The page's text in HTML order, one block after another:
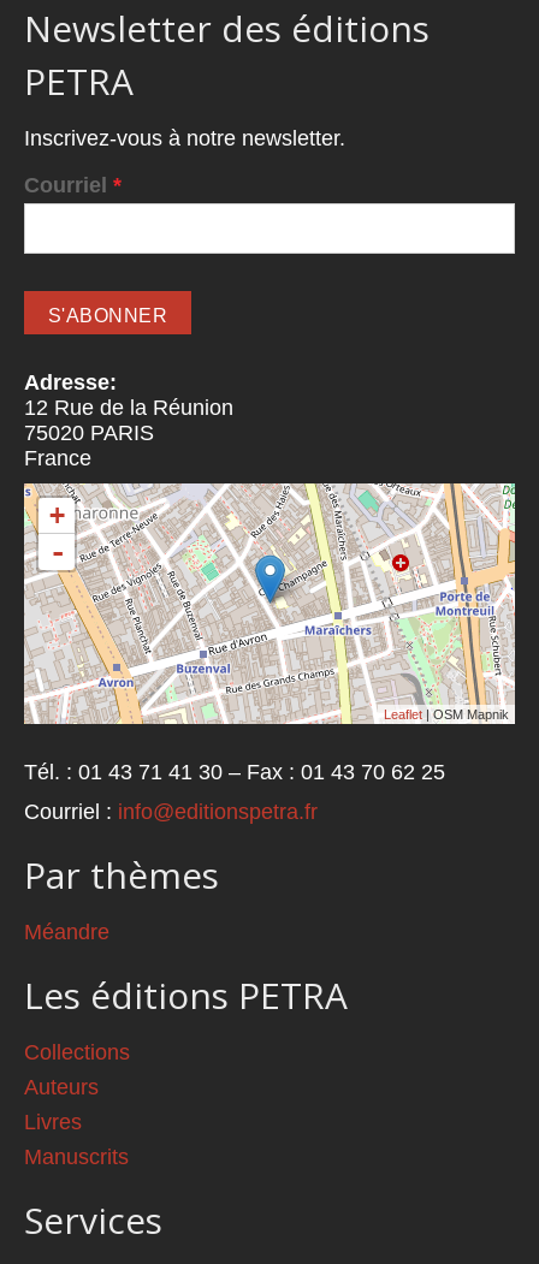
Newsletter des éditions
PETRA
Inscrivez-vous à notre newsletter.
Courriel *
Adresse:
12 Rue de la Réunion
75020 PARIS
France
+
-
Leaflet | OSM Mapnik
Tél. : 01 43 71 41 30 – Fax : 01 43 70 62 25
Courriel : info@editionspetra.fr
Par thèmes
Méandre
Les éditions PETRA
Collections
Auteurs
Livres
Manuscrits
Services